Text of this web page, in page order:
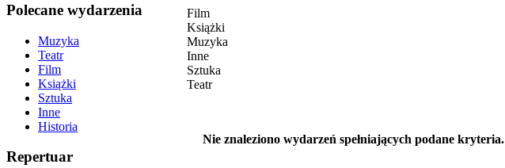
Polecane wydarzenia
Muzyka
Teatr
Film
Książki
Sztuka
Inne
Historia
Repertuar
Film
Książki
Muzyka
Inne
Sztuka
Teatr
Nie znaleziono wydarzeń spełniających podane kryteria.